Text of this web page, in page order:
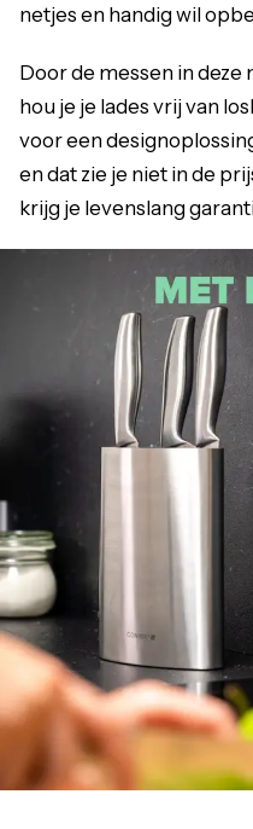
netjes en handig wil
Door de messen in
hou je je lades vrij van
voor een
en dat zie je niet in de
krijg je levenslang